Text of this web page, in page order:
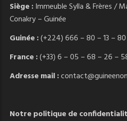
Siège :Immeuble Sylla & Frères /
Conakry – Guinée
Guinée :(+224) 666 – 80 – 13 – 80
France :(+33) 6 – 05 – 68 – 26 –
Adresse mail :
Notre politique de